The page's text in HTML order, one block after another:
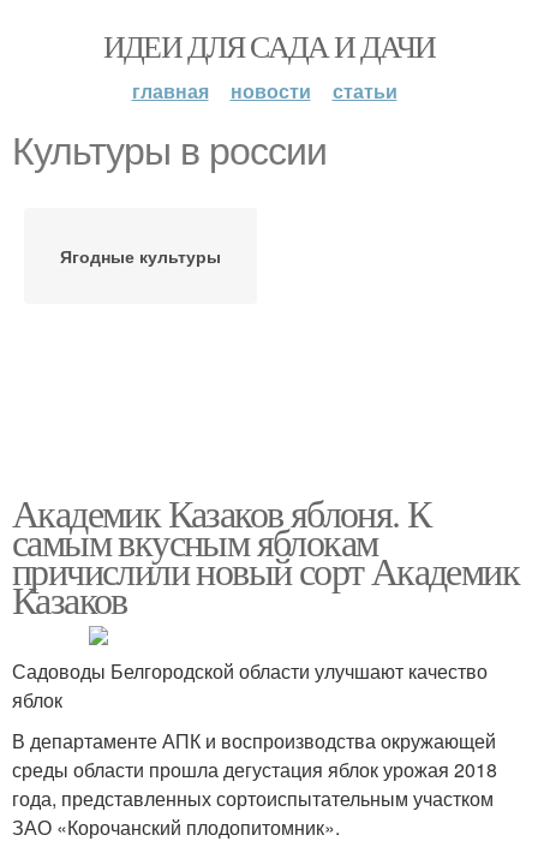
ИДЕИ ДЛЯ САДА И ДАЧИ
главная новости статьи
Культуры в россии
Ягодные культуры
Академик Казаков яблоня. К
самым вкусным яблокам
причислили новый сорт Академик
Казаков
Садоводы Белгородской области улучшают качество
яблок
В департаменте АПК и воспроизводства окружающей
среды области прошла дегустация яблок урожая 2018
года, представленных сортоиспытательным участком
ЗАО «Корочанский плодопитомник».